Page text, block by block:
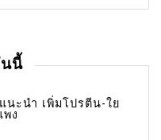
นี้
นะนำ เพิ่มโปรตีน-ใย
ง